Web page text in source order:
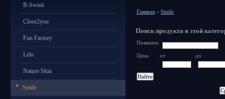
B-Swish
Close2you
Fun Factory
Lelo
Nature Skin
Smile
Главная » Smile
Поиск продукта в этой
Название
Цена от до